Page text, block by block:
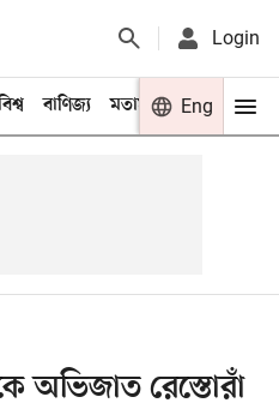
Login
বাণিজ্য মতামত খেলা
Eng
অভিজাত রেস্তোরাঁ